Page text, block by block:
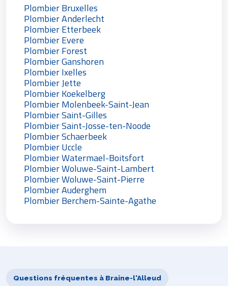
Plombier Bruxelles
Plombier Anderlecht
Plombier Etterbeek
Plombier Evere
Plombier Forest
Plombier Ganshoren
Plombier Ixelles
Plombier Jette
Plombier Koekelberg
Plombier Molenbeek-Saint-Jean
Plombier Saint-Gilles
Plombier Saint-Josse-ten-Noode
Plombier Schaerbeek
Plombier Uccle
Plombier Watermael-Boitsfort
Plombier Woluwe-Saint-Lambert
Plombier Woluwe-Saint-Pierre
Plombier Auderghem
Plombier Berchem-Sainte-Agathe
Questions fréquentes à Braine-l'Alleud